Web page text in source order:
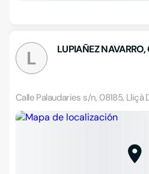
L LUPIAÑEZ NAVARRO,
Calle Palaudaries s/n, 08185, Lliçà